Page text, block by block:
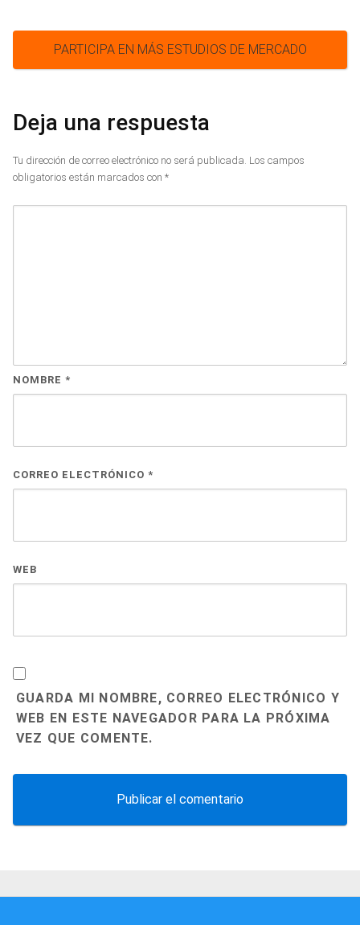
PARTICIPA EN MÁS ESTUDIOS DE MERCADO
Deja una respuesta
Tu dirección de correo electrónico no será publicada. Los campos
obligatorios están marcados con *
NOMBRE *
CORREO ELECTRÓNICO *
WEB
GUARDA MI NOMBRE, CORREO ELECTRÓNICO Y
WEB EN ESTE NAVEGADOR PARA LA PRÓXIMA
VEZ QUE COMENTE.